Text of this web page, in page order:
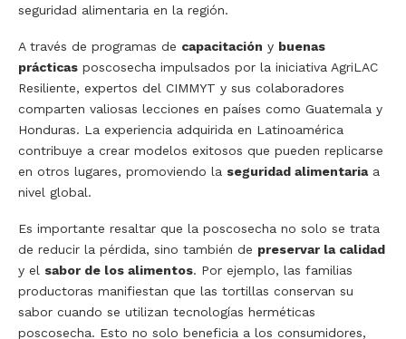
seguridad alimentaria en la región.
A través de programas de capacitación y buenas
prácticas poscosecha impulsados por la iniciativa AgriLAC
Resiliente, expertos del CIMMYT y sus colaboradores
comparten valiosas lecciones en países como Guatemala y
Honduras. La experiencia adquirida en Latinoamérica
contribuye a crear modelos exitosos que pueden replicarse
en otros lugares, promoviendo la seguridad alimentariaa
nivel global.
Es importante resaltar que la poscosecha no solo se trata
de reducir la pérdida, sino también de preservar la calidad
y el sabor de los alimentos. Por ejemplo, las familias
productoras manifiestan que las tortillas conservan su
sabor cuando se utilizan tecnologías herméticas
poscosecha. Esto no solo beneficia a los consumidores,